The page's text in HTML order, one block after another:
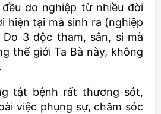
do nghiệp từ nhiều đời
hiện tại mà sinh ra (nghiệp
3 độc tham, sân, si mà
thế giới Ta Bà này, không
tật bệnh rất thương sót,
việc phụng sự, chăm sóc